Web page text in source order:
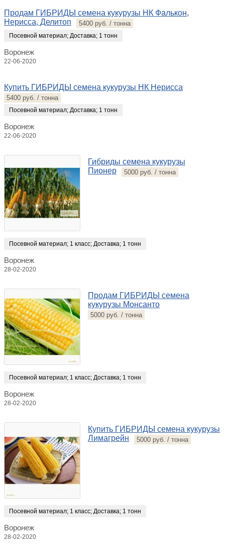
Продам ГИБРИДЫ семена кукурузы НК Фалькон,
Нерисса, Делитоп
5400 руб. / тонна
Посевной материал; Доставка; 1 тонн
Воронеж
22-06-2020
Купить ГИБРИДЫ семена кукурузы НК Нерисса
5400 руб. / тонна
Посевной материал; Доставка; 1 тонн
Воронеж
22-06-2020
Гибриды семена кукурузы
Пионер
5000 руб. / тонна
Посевной материал; 1 класс; Доставка; 1 тонн
Воронеж
28-02-2020
Продам ГИБРИДЫ семена
кукурузы Монсанто
5000 руб. / тонна
Посевной материал; 1 класс; Доставка; 1 тонн
Воронеж
28-02-2020
Купить ГИБРИДЫ семена кукурузы
Лимагрейн
5000 руб. / тонна
Посевной материал; 1 класс; Доставка; 1 тонн
Воронеж
28-02-2020